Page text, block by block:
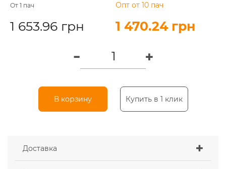
От 1 пач
1 653.96 грн
Опт от 10 пач
1 470.24 грн
В корзину Купить в 1 клик
Доставка